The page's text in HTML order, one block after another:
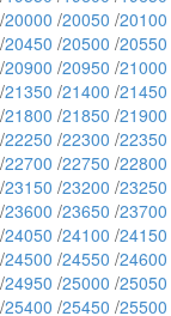
/20000 /20050 /20100
/20450 /20500 /20550
/20900 /20950 /21000
/21350 /21400 /21450
/21800 /21850 /21900
/22250 /22300 /22350
/22700 /22750 /22800
/23150 /23200 /23250
/23600 /23650 /23700
/24050 /24100 /24150
/24500 /24550 /24600
/24950 /25000 /25050
/25400 /25450 /25500